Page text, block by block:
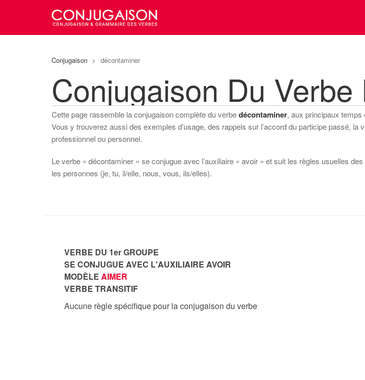
Conjugaison > décontaminer
Conjugaison Du
Cette page rassemble la conjugaison complète du verbedécontaminer, aux principaux temps
Vous y trouverez aussi des exemples d’usage, des rappels sur l’accord du participe passé,
professionnel ou personnel.
Le verbe « décontaminer » se conjugue avec l’auxiliaire « avoir » et suit les règles usuelles
les personnes (je, tu, il/elle, nous, vous, ils/elles).
VERBE DU 1er GROUPE
SE CONJUGUE AVEC L'AUXILIAIRE AVOIR
MODÈLE AIMER
VERBE TRANSITIF
Aucune règle spécifique pour la conjugaison du verbe